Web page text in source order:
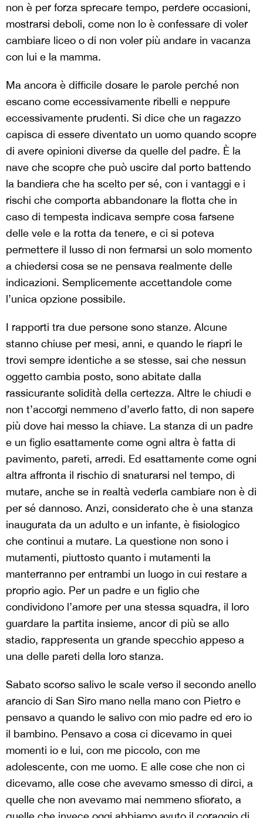
non è per forza sprecare tempo, perdere occasioni,
mostrarsi deboli, come non lo è confessare di voler
cambiare liceo o di non voler più andare in vacanza
con lui e la mamma.
Ma ancora è difficile dosare le parole perché non
escano come eccessivamente ribelli e neppure
eccessivamente prudenti. Si dice che un ragazzo
capisca di essere diventato un uomo quando scopre
di avere opinioni diverse da quelle del padre. È la
nave che scopre che può uscire dal porto battendo
la bandiera che ha scelto per sé, con i vantaggi e i
rischi che comporta abbandonare la flotta che in
caso di tempesta indicava sempre cosa farsene
delle vele e la rotta da tenere, e ci si poteva
permettere il lusso di non fermarsi un solo momento
a chiedersi cosa se ne pensava realmente delle
indicazioni. Semplicemente accettandole come
l’unica opzione possibile.
I rapporti tra due persone sono stanze. Alcune
stanno chiuse per mesi, anni, e quando le riapri le
trovi sempre identiche a se stesse, sai che nessun
oggetto cambia posto, sono abitate dalla
rassicurante solidità della certezza. Altre le chiudi e
non t’accorgi nemmeno d’averlo fatto, di non sapere
più dove hai messo la chiave. La stanza di un padre
e un figlio esattamente come ogni altra è fatta di
pavimento, pareti, arredi. Ed esattamente come ogni
altra affronta il rischio di snaturarsi nel tempo, di
mutare, anche se in realtà vederla cambiare non è di
per sé dannoso. Anzi, considerato che è una stanza
inaugurata da un adulto e un infante, è fisiologico
che continui a mutare. La questione non sono i
mutamenti, piuttosto quanto i mutamenti la
manterranno per entrambi un luogo in cui restare a
proprio agio. Per un padre e un figlio che
condividono l’amore per una stessa squadra, il loro
guardare la partita insieme, ancor di più se allo
stadio, rappresenta un grande specchio appeso a
una delle pareti della loro stanza.
Sabato scorso salivo le scale verso il secondo anello
arancio di San Siro mano nella mano con Pietro e
pensavo a quando le salivo con mio padre ed ero io
il bambino. Pensavo a cosa ci dicevamo in quei
momenti io e lui, con me piccolo, con me
adolescente, con me uomo. E alle cose che non ci
dicevamo, alle cose che avevamo smesso di dirci, a
quelle che non avevamo mai nemmeno sfiorato, a